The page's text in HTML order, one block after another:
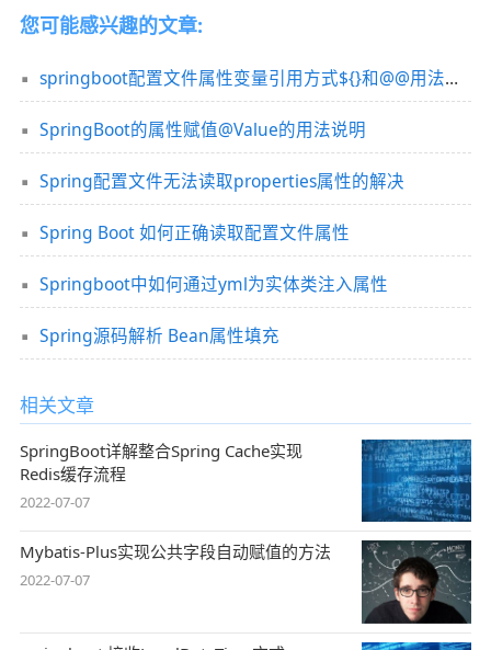
您可能感兴趣的文章:
springboot配置文件属性变量引用方式${}和@@用法及区别说明
SpringBoot的属性赋值@Value的用法说明
Spring配置文件无法读取properties属性的解决
Spring Boot 如何正确读取配置文件属性
Springboot中如何通过yml为实体类注入属性
Spring源码解析 Bean属性填充
相关文章
SpringBoot详解整合Spring Cache实现
Redis缓存流程
2022-07-07
Mybatis-Plus实现公共字段自动赋值的方法
2022-07-07